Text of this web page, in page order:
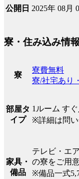
公開日 2025年 08月
寮・住み込み情報
寮
寮費無料
寮/社宅あり
部屋タ
イプ
1ルーム す
※詳細は問
家具・
備品
テレビ・エ
の寮をご用
※備品一式